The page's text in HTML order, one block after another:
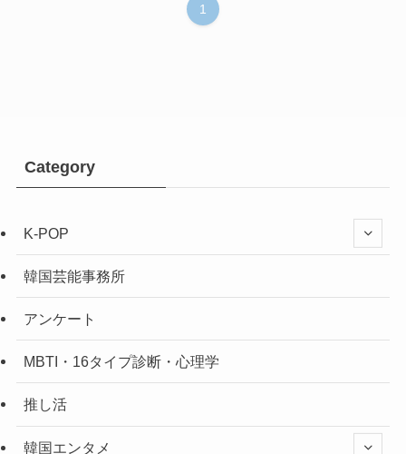
1
Category
K-POP
韓国芸能事務所
アンケート
MBTI・16タイプ診断・心理学
推し活
韓国エンタメ